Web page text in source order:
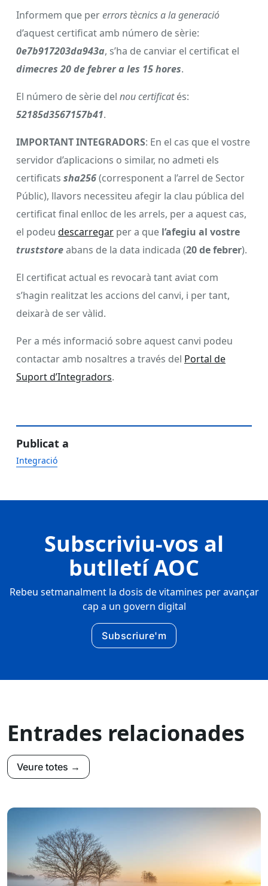
Informem que pererrors tècnics a la generació
d’aquest certificat amb número de sèrie:
0e7b917203da943a, s’ha de canviar el certificat el
dimecres20 de febrer a les 15 hores.
El número de sèrie del nou certificatés:
52185d3567157b41.
IMPORTANT INTEGRADORS: En el cas que el vostre
servidor d’aplicacions o similar, no admeti els
certificats sha256(corresponent a l’arrel de Sector
Públic), llavors necessiteu afegir la clau pública del
certificat final enlloc de les arrels, per a aquest cas,
el podeu descarregar per a que l’afegiu al vostre
truststoreabans de la data indicada (20 de febrer).
El certificat actual es revocarà tant aviat com
s’hagin realitzat les accions del canvi, i per tant,
deixarà de ser vàlid.
Per a més informació sobre aquest canvi podeu
contactar amb nosaltres a través del Portal de
Suport d’Integradors.
Publicat a
Integració
Subscriviu-vos al
butlletí AOC
Rebeu setmanalment la dosis de vitamines per avançar
cap a un govern digital
Subscriure'm
Entrades relacionades
Veure totes →